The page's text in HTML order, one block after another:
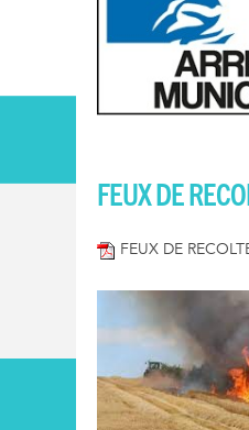
FEUX DE
FEUX DE